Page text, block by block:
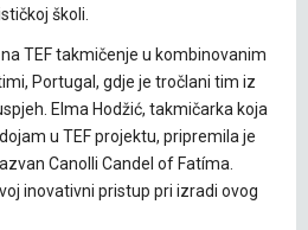
školi.
TEF takmičenje u kombinovanim
Portugal, gdje je tročlani tim iz
Elma Hodžić, takmičarka koja
u TEF projektu, pripremila je
Canolli Candel of Fatíma.
inovativni pristup pri izradi ovog